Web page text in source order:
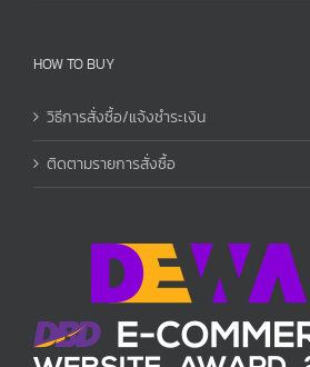
HOW TO BUY
วิธีการสั่งซื้อ/แจ้งชำระเงิน
ติดตามรายการสั่งซื้อ